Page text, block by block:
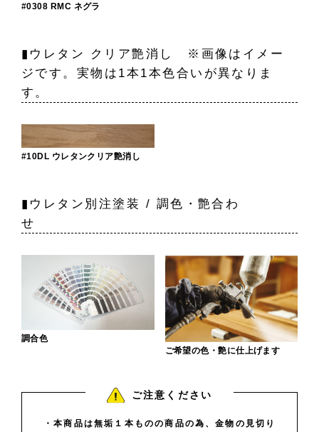
#0308 RMC ネグラ
▮ウレタン クリア艶消し ※画像はイメー
ジです。実物は1本1本色合いが異なりま
す。
#10DL ウレタンクリア艶消し
▮ウレタン別注塗装 / 調色・艶合わ
せ
調合色
ご希望の色・艶に仕上げます
ご注意ください
・本商品は無垢１本ものの商品の為、金物の見切り